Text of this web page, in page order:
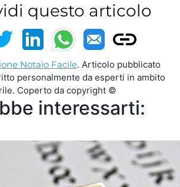
questo articolo
Notaio Facile. Articolo pubblicato
personalmente da esperti in ambito
Coperto da copyright ©
interessarti: